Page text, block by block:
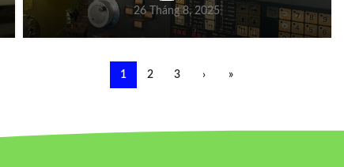
26 Tháng 8, 2025
1 2 3 › »